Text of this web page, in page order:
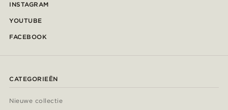
INSTAGRAM
YOUTUBE
FACEBOOK
CATEGORIEËN
Nieuwe collectie